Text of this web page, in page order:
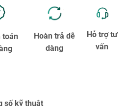
toán
Hoàn trả dễ
dàng
Hỗ trợ tư
vấn
số kỹ thuật